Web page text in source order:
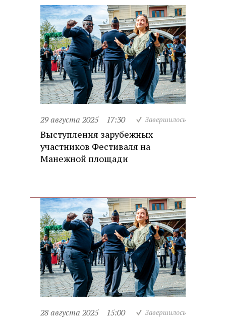
29 августа 2025 17:30 Завершилось
Выступления зарубежных
участников Фестиваля на
Манежной площади
28 августа 2025 15:00 Завершилось